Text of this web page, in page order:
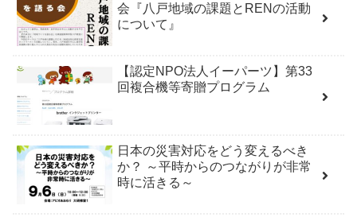
会『八戸地域の課題とRENの活動
について』
【認定NPO法人イーパーツ】第33
回複合機等寄贈プログラム
日本の災害対応をどう変えるべき
か？ ～平時からのつながりが非常
時に活きる～